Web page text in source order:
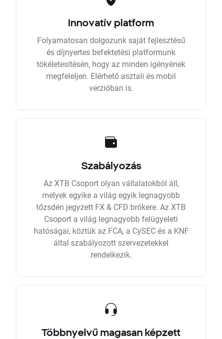
Innovatív platform
Folyamatosan dolgozunk saját fejlesztésű
és díjnyertes befektetési platformunk
tökéletesítésén, hogy az minden igényének
megfeleljen. Elérhető asztali és mobil
verzióban is.
Szabályozás
Az XTB Csoport olyan vállalatokból áll,
melyek egyike a világ egyik legnagyobb
tőzsdén jegyzett FX & CFD brókere. Az XTB
Csoport a világ legnagyobb felügyeleti
hatóságai, köztük az FCA, a CySEC és a KNF
által szabályozott szervezetekkel
rendelkezik.
Többnyelvű magasan képzett